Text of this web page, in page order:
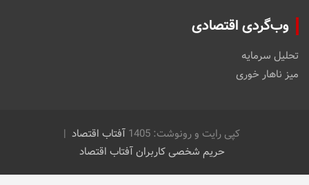
وب‌گردی اقتصادی
تحلیل سرمایه
میز ناهار خوری
کپی رایت و رونوشت: 1405
آفتاب اقتصاد
حریم شخصی کاربران آفتاب اقتصاد